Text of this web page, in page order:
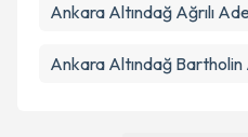
Ankara Altındağ Ağrılı
Ankara Altındağ